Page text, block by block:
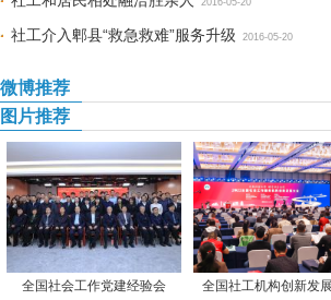
2016-05-20
社工介入郫县“救急救难”服务升级 2016-05-20
微博推荐
图片推荐
全国社会工作党建经验会 全国社工机构创新发